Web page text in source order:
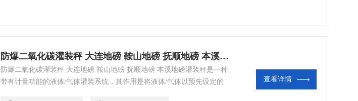
防爆二氧化碳灌装秤 大连地磅 鞍山地磅 抚顺地磅 本溪地磅
防爆二氧化碳灌装秤 大连地磅 鞍山地磅 抚顺地磅 本溪地磅灌装秤是一种
带有计量功能的液体/气体灌装系统，其作用是将液体/气体以预先设定的
查看详情